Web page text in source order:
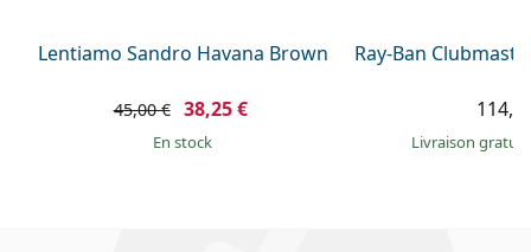
Lentiamo Sandro Havana Brown
45,00 € 38,25 €
en stock
Ray-Ban
Livraison